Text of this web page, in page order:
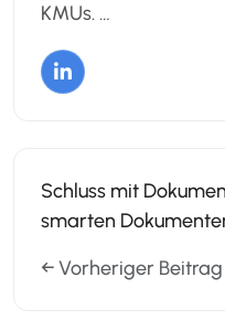
KMUs. …
Schluss mit
smarten
← Vorheriger Beitrag